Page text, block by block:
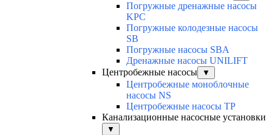
Погружные дренажные насосы
KPC
Погружные колодезные насосы
SB
Погружные насосы SBA
Дренажные насосы UNILIFT
Центробежные насосы
▼
Центробежные моноблочные
насосы NS
Центробежные насосы TP
Канализационные насосные установки
▼